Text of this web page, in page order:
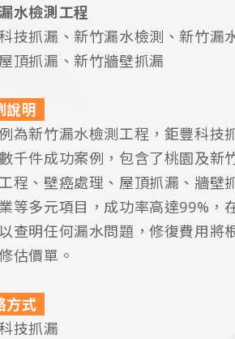
水檢測工程
技抓漏、新竹漏水檢測、新竹漏
頂抓漏、新竹牆壁抓漏
說明
為新竹漏水檢測工程，鉅豐科技
千件成功案例，包含了桃園及新
程、壁癌處理、屋頂抓漏、牆壁
等多元項目，成功率高達99%，
查明任何漏水問題，修復費用將
估價單。
方式
技抓漏